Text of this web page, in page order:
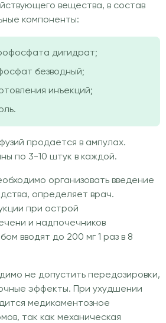
вещества, в состав
компоненты:
дигидрат;
безводный;
инъекций;
продается в ампулах.
по 3-10 штук в каждой.
организовать введение
определяет врач.
при острой
и надпочечников
вводят до 200 мг 1 раз в 8
не допустить передозировки,
эффекты. При ухудшении
медикаментозное
так как механическая